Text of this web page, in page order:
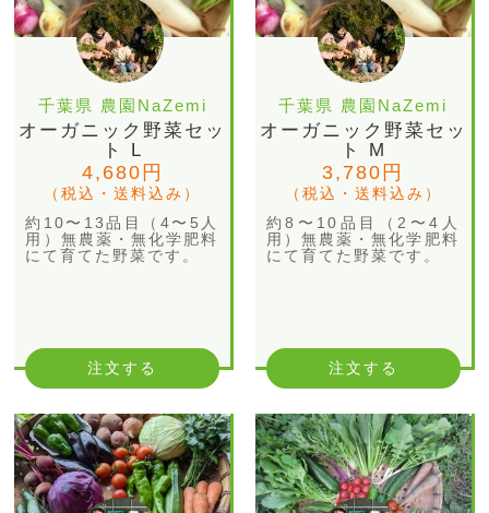
千葉県 農園NaZemi
オーガニック野菜セッ
ト L
4,680円
（税込・送料込み）
約10〜13品目（4〜5人
用）無農薬・無化学肥料
にて育てた野菜です。
注文する
千葉県 農園NaZemi
オーガニック野菜セッ
ト M
3,780円
（税込・送料込み）
約8〜10品目（2〜4人
用）無農薬・無化学肥料
にて育てた野菜です。
注文する